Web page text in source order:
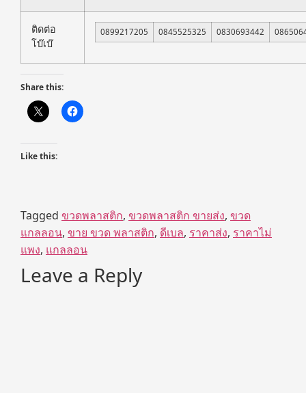
ติดต่อ
โบ๊เบ๊
0899217205 0845525325 0830693442
Share this:
Like this:
Tagged ขวดพลาสติก, ขวดพลาสติก ขายส่ง, ขวด
แกลลอน, ขาย ขวด พลาสติก, ดีเบล, ราคาส่ง, ราคาไม่
แพง, แกลลอน
Leave a Reply